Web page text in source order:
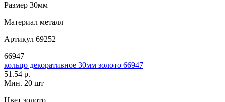
Размер 30мм
Материал металл
Артикул 69252
66947
кольцо декоративное 30мм золото 66947
51.54 р.
Мин. 20 шт
Цвет золото